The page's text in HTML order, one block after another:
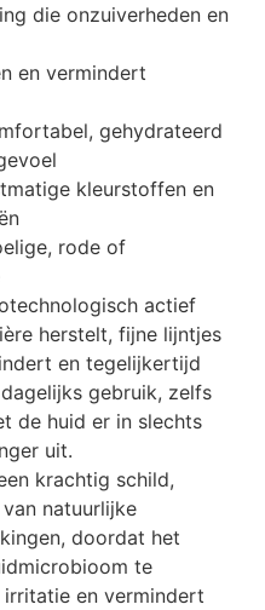
die onzuiverheden en
en vermindert
gehydrateerd
kleurstoffen en
rode of
actief
herstelt, fijne lijntjes
en tegelijkertijd
gebruik, zelfs
de huid er in slechts
uit.
krachtig schild,
natuurlijke
doordat het
te
en vermindert